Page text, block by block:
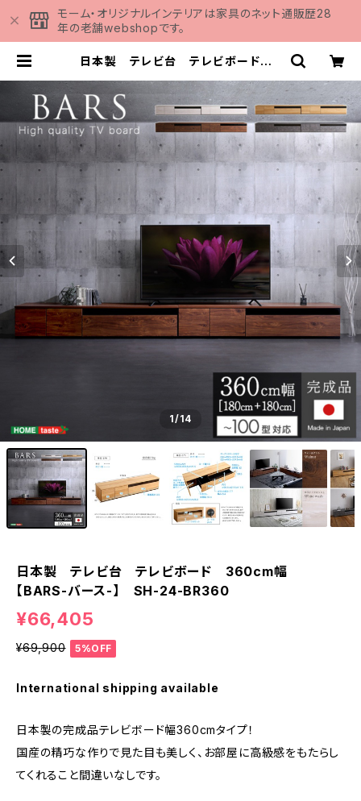
モーム・オリジナルインテリアは家具のネット通販歴28
年の老舗webshopです。
日本製 テレビ台 テレビボード 3
24-BR360 | 家具の通販専門店 M
OMU
1/14
日本製 テレビ台 テレビボード 360cm幅
【BARS-バース-】 SH-24-BR360
¥66,405
¥69,900 5%OFF
International shipping available
日本製の完成品テレビボード幅360cmタイプ！
国産の精巧な作りで見た目も美しく、お部屋に高級感をもたらし
てくれること間違いなしです。